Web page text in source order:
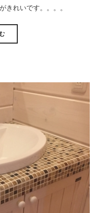
きれいです。。。。